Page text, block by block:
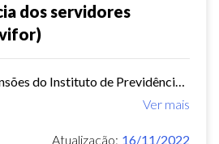
dos servidores
Ver mais
Atualização: 16/11/2022